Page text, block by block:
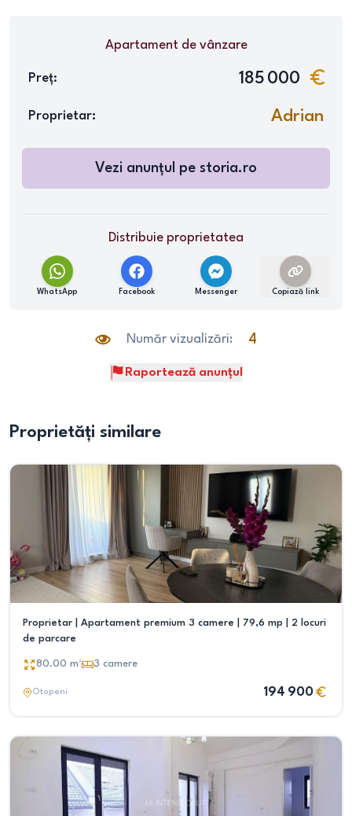
Apartamentde vânzare
Preț: 185 000
Proprietar: Adrian
Vezi anunțul pe storia.ro
Distribuie proprietatea
WhatsApp Facebook Messenger Copiază link
Număr vizualizări: 4
Raportează anunțul
Proprietăți similare
Proprietar | Apartament premium 3 camere | 79,6 mp | 2 locuri
de parcare
80.00 m² 3 camere
Otopeni 194 900